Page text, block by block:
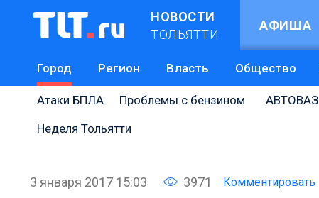
НОВОСТИ
ТОЛЬЯТТИ
АФИША
Город Регион Власть Общество
Атаки БПЛА Проблемы с бензином АВТОВАЗ
Неделя Тольятти
3 января 2017 15:03 3971 Комментировать